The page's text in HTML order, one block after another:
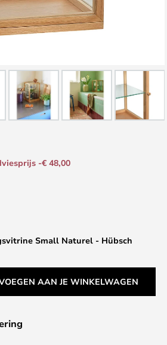
Small Naturel - Hübsch
-€ 48,00
AAN JE WINKELWAGEN